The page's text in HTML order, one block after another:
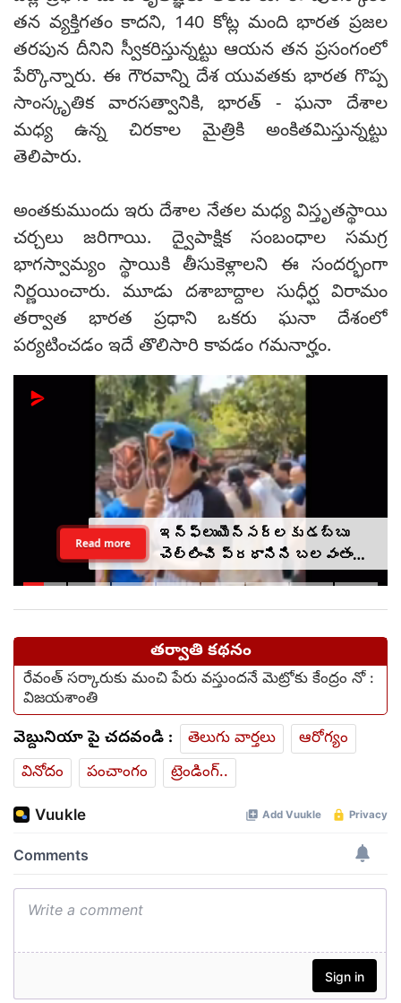
తన వ్యక్తిగతం కాదని, 140 కోట్ల మంది భారత ప్రజల
తరపున దీనిని స్వీకరిస్తున్నట్టు ఆయన తన ప్రసంగంలో
పేర్కొన్నారు. ఈ గౌరవాన్ని దేశ యువతకు భారత గొప్ప
సాంస్కృతిక వారసత్వానికి, భారత్ - ఘనా దేశాల
మధ్య ఉన్న చిరకాల మైత్రికి అంకితమిస్తున్నట్టు
తెలిపారు.
అంతకుముందు ఇరు దేశాల నేతల మధ్య విస్తృతస్థాయి
చర్చలు జరిగాయి. ద్వైపాక్షిక సంబంధాల సమగ్ర
భాగస్వామ్యం స్థాయికి తీసుకెళ్లాలని ఈ సందర్భంగా
నిర్ణయించారు. మూడు దశాబాద్దాల సుధీర్ఘ విరామం
తర్వాత భారత ప్రధాని ఒకరు ఘనా దేశంలో
పర్యటించడం ఇదే తొలిసారి కావడం గమనార్హం.
ఇన్‌ఫ్లుయెన్సర్‌లకు డబ్బు
చెల్లించి ప్రధానిని బలవంతంగా
తిట్టించారా? సీజేపీ మెడకు
Read more
తర్వాతి కథనం
రేవంత్ సర్కారుకు మంచి పేరు వస్తుందనే మెట్రోకు కేంద్రం నో :
విజయశాంతి
వెబ్దునియా పై చదవండి : తెలుగు వార్తలు
ఆరోగ్యం
వినోదం
పంచాంగం ట్రెండింగ్..